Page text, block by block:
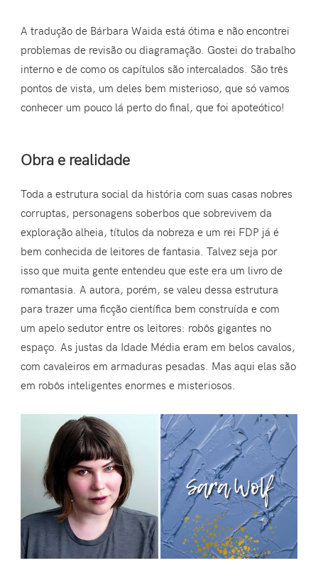
A tradução de Bárbara Waida está ótima e não encontrei
problemas de revisão ou diagramação. Gostei do trabalho
interno e de como os capítulos são intercalados. São três
pontos de vista, um deles bem misterioso, que só vamos
conhecer um pouco lá perto do final, que foi apoteótico!
Obra e realidade
Toda a estrutura social da história com suas casas nobres
corruptas, personagens soberbos que sobrevivem da
exploração alheia, títulos da nobreza e um rei FDP já é
bem conhecida de leitores de fantasia. Talvez seja por
isso que muita gente entendeu que este era um livro de
romantasia. A autora, porém, se valeu dessa estrutura
para trazer uma ficção científica bem construída e com
um apelo sedutor entre os leitores: robôs gigantes no
espaço. As justas da Idade Média eram em belos cavalos,
com cavaleiros em armaduras pesadas. Mas aqui elas são
em robôs inteligentes enormes e misteriosos.